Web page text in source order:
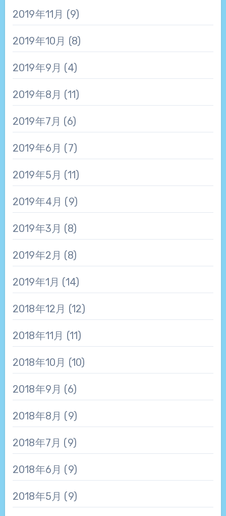
2019年11月 (9)
2019年10月 (8)
2019年9月 (4)
2019年8月 (11)
2019年7月 (6)
2019年6月 (7)
2019年5月 (11)
2019年4月 (9)
2019年3月 (8)
2019年2月 (8)
2019年1月 (14)
2018年12月 (12)
2018年11月 (11)
2018年10月 (10)
2018年9月 (6)
2018年8月 (9)
2018年7月 (9)
2018年6月 (9)
2018年5月 (9)